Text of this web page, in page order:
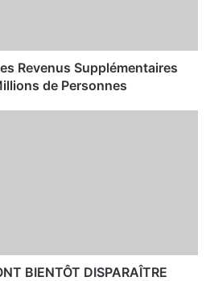
Revenus Supplémentaires
de Personnes
BIENTÔT DISPARAÎTRE